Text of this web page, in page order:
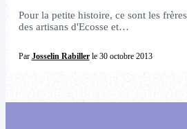
Pour la petite histoire, ce sont les
des artisans d'Ecosse et…
Par Josselin Rabillerle 30 octobre 2013